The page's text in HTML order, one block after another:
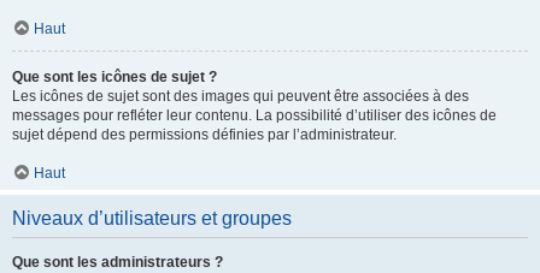
Haut
Que sont les icônes de sujet ?
Les icônes de sujet sont des images qui peuvent être associées à des
messages pour refléter leur contenu. La possibilité d’utiliser des icônes de
sujet dépend des permissions définies par l’administrateur.
Haut
Niveaux d’utilisateurs et groupes
Que sont les administrateurs ?